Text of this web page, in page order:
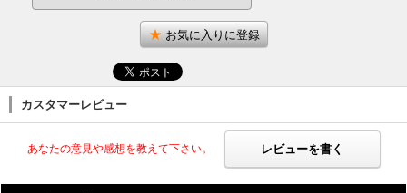
お気に入りに登録
カスタマーレビュー
あなたの意見や感想を教えて下さい。 レビューを書く